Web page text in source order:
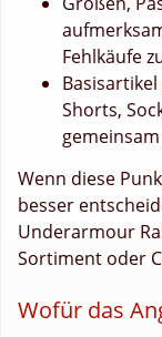
Fehlkäufe
Shorts,
Wenn diese
besser
Underarmour
Sortiment oder
Wofür das